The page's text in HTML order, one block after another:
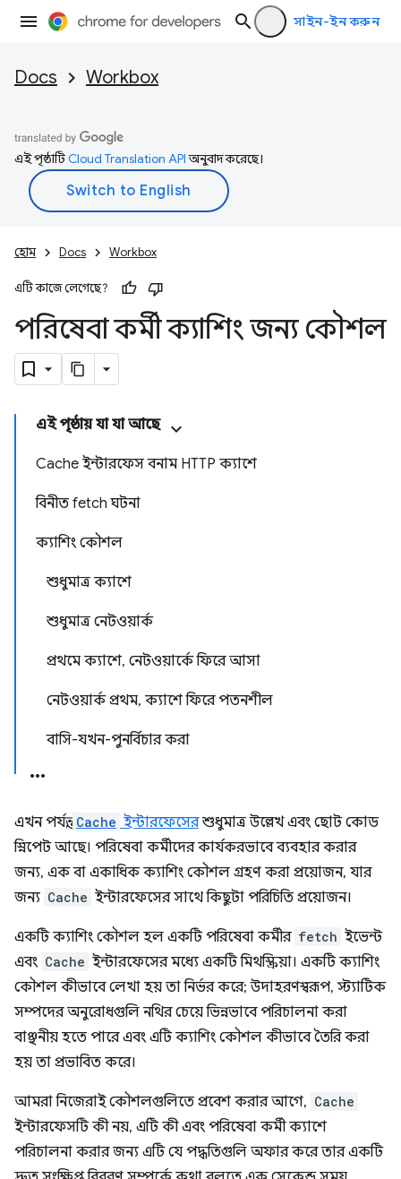
সাইন-ইন করুন
Docs Workbox
এই পৃষ্ঠাটিCloud Translation APIঅনুবাদ করেছে।
হোম Docs Workbox
এটি কাজে লেগেছে?
পরিষেবা কর্মী ক্যাশিং জন্য কৌশল
এই পৃষ্ঠায় যা যা আছে
Cache ইন্টারফেস বনাম HTTP ক্যাশে
বিনীত fetch ঘটনা
ক্যাশিং কৌশল
শুধুমাত্র ক্যাশে
শুধুমাত্র নেটওয়ার্ক
প্রথমে ক্যাশে, নেটওয়ার্কে ফিরে আসা
নেটওয়ার্ক প্রথম, ক্যাশে ফিরে পতনশীল
বাসি-যখন-পুনর্বিচার করা
এখন পর্যন্ত, Cache ইন্টারফেসেরশুধুমাত্র উল্লেখ এবং ছোট কোড
স্নিপেট আছে। পরিষেবা কর্মীদের কার্যকরভাবে ব্যবহার করার
জন্য, এক বা একাধিক ক্যাশিং কৌশল গ্রহণ করা প্রয়োজন, যার
জন্য Cache ইন্টারফেসের সাথে কিছুটা পরিচিতি প্রয়োজন।
একটি ক্যাশিং কৌশল হল একটি পরিষেবা কর্মীর fetch ইভেন্ট
এবং Cache ইন্টারফেসের মধ্যে একটি মিথস্ক্রিয়া। একটি ক্যাশিং
কৌশল কীভাবে লেখা হয় তা নির্ভর করে; উদাহরণস্বরূপ, স্ট্যাটিক
সম্পদের অনুরোধগুলি নথির চেয়ে ভিন্নভাবে পরিচালনা করা
বাঞ্ছনীয় হতে পারে এবং এটি ক্যাশিং কৌশল কীভাবে তৈরি করা
হয় তা প্রভাবিত করে।
আমরা নিজেরাই কৌশলগুলিতে প্রবেশ করার আগে, Cache
ইন্টারফেসটি কী নয়, এটি কী এবং পরিষেবা কর্মী ক্যাশে
পরিচালনা করার জন্য এটি যে পদ্ধতিগুলি অফার করে তার একটি